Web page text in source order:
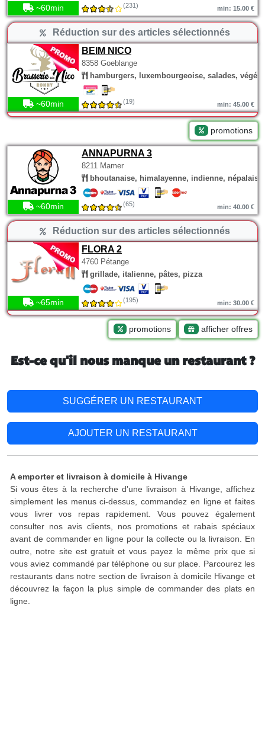
~60min (231) min: 15.00 €
Réduction sur des articles sélectionnés
BEIM NICO
8358 Goeblange
hamburgers, luxembourgeoise, salades,
~60min (19) min: 45.00 €
promotions
ANNAPURNA 3
8211 Mamer
bhoutanaise, himalayenne, indienne, népalaise
~60min (65) min: 40.00 €
Réduction sur des articles sélectionnés
FLORA 2
4760 Pétange
grillade, italienne, pâtes, pizza
~65min (195) min: 30.00 €
promotions afficher offres
Est-ce qu'il nous manque un restaurant ?
SUGGÉRER UN RESTAURANT
AJOUTER UN RESTAURANT
A emporter et livraison à domicile à Hivange
Si vous êtes à la recherche d'une livraison à Hivange, affichez
simplement les menus ci-dessus, commandez en ligne et faites
vous livrer vos repas rapidement. Vous pouvez également
consulter nos avis clients, nos promotions et rabais spéciaux
avant de commander en ligne pour la collecte ou la livraison. En
outre, notre site est gratuit et vous payez le même prix que si
vous aviez commandé par téléphone ou sur place. Parcourez les
restaurants dans notre section de livraison à domicile Hivange et
découvrez la façon la plus simple de commander des plats en
ligne.